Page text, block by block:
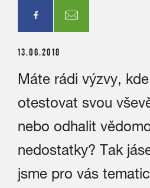
13.06.2018
Máte rádi výzvy,
otestovat svou
nebo odhalit
nedostatky? Tak
jsme pro vás